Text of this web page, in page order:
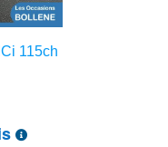
115ch